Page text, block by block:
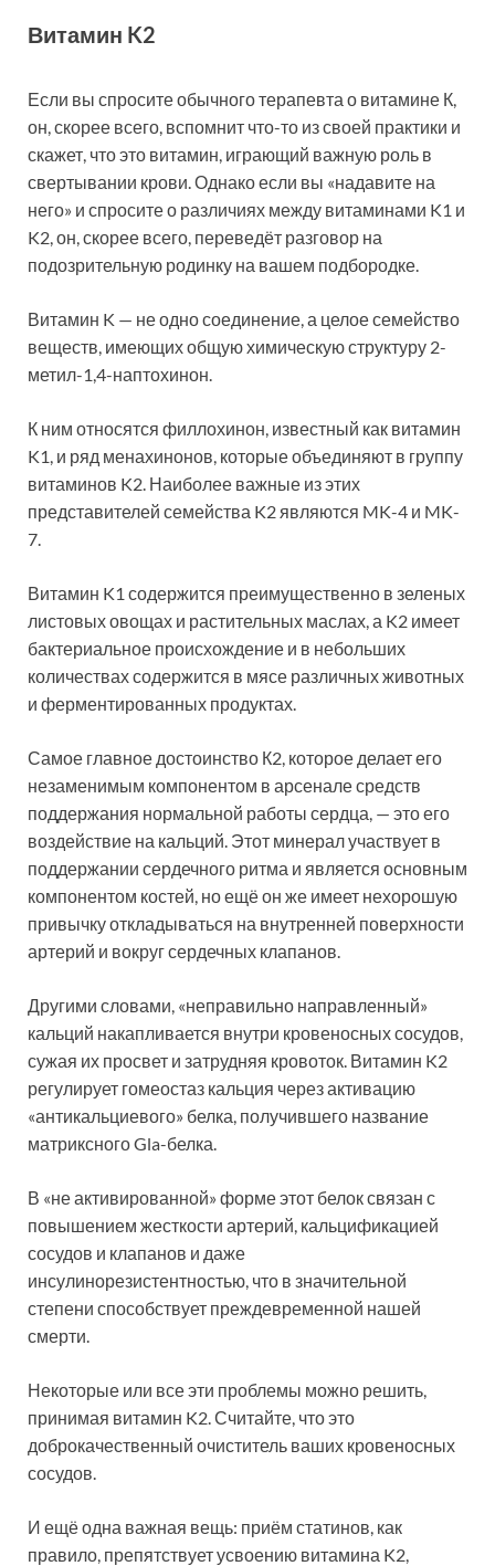
Витамин K2
Если вы спросите обычного терапевта о витамине К,
он, скорее всего, вспомнит что-то из своей практики и
скажет, что это витамин, играющий важную роль в
свертывании крови. Однако если вы «надавите на
него» и спросите о различиях между витаминами K1 и
K2, он, скорее всего, переведёт разговор на
подозрительную родинку на вашем подбородке.
Витамин K — не одно соединение, а целое семейство
веществ, имеющих общую химическую структуру 2-
метил-1,4-наптохинон.
К ним относятся филлохинон, известный как витамин
K1, и ряд менахинонов, которые объединяют в группу
витаминов K2. Наиболее важные из этих
представителей семейства K2 являются MK-4 и MK-
7.
Витамин K1 содержится преимущественно в зеленых
листовых овощах и растительных маслах, а K2 имеет
бактериальное происхождение и в небольших
количествах содержится в мясе различных животных
и ферментированных продуктах.
Самое главное достоинство К2, которое делает его
незаменимым компонентом в арсенале средств
поддержания нормальной работы сердца, — это его
воздействие на кальций. Этот минерал участвует в
поддержании сердечного ритма и является основным
компонентом костей, но ещё он же имеет нехорошую
привычку откладываться на внутренней поверхности
артерий и вокруг сердечных клапанов.
Другими словами, «неправильно направленный»
кальций накапливается внутри кровеносных сосудов,
сужая их просвет и затрудняя кровоток. Витамин K2
регулирует гомеостаз кальция через активацию
«антикальциевого» белка, получившего название
матриксного Gla-белка.
В «не активированной» форме этот белок связан с
повышением жесткости артерий, кальцификацией
сосудов и клапанов и даже
инсулинорезистентностью, что в значительной
степени способствует преждевременной нашей
смерти.
Некоторые или все эти проблемы можно решить,
принимая витамин K2. Считайте, что это
доброкачественный очиститель ваших кровеносных
сосудов.
И ещё одна важная вещь: приём статинов, как
правило, препятствует усвоению витамина K2,